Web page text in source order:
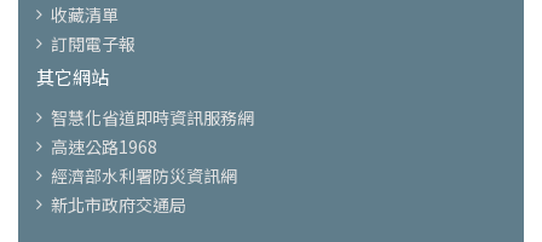
收藏清單
訂閱電子報
其它網站
智慧化省道即時資訊服務網
高速公路1968
經濟部水利署防災資訊網
新北市政府交通局